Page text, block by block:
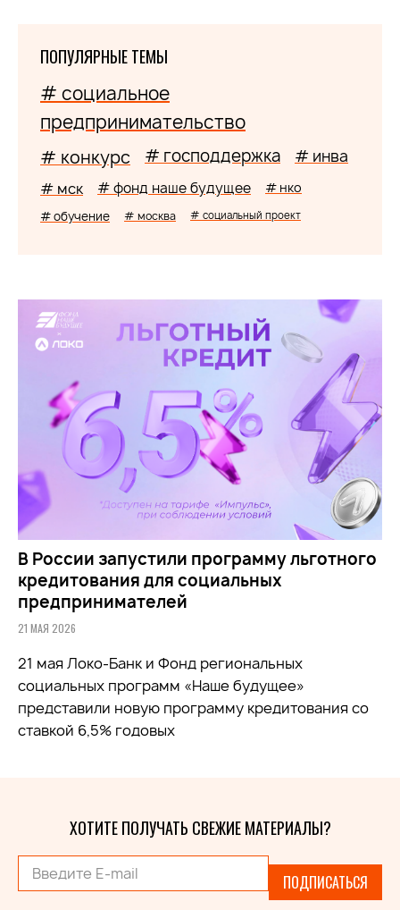
ПОПУЛЯРНЫЕ ТЕМЫ
# социальное
предпринимательство
# конкурс # господдержка # инва
# мск # фонд наше будущее # нко
# обучение # москва # социальный проект
В России запустили программу льготного
кредитования для социальных
предпринимателей
21 МАЯ 2026
21 мая Локо-Банк и Фонд региональных
социальных программ «Наше будущее»
представили новую программу кредитования со
ставкой 6,5% годовых
ХОТИТЕ ПОЛУЧАТЬ СВЕЖИЕ МАТЕРИАЛЫ?
ПОДПИСАТЬСЯ